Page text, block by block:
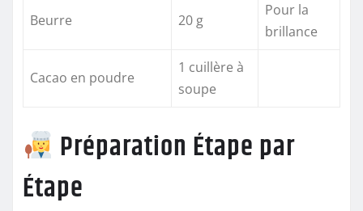
Beurre 20 g
Pour la
brillance
Cacao en poudre
1 cuillère à
soupe
Préparation Étape par
Étape